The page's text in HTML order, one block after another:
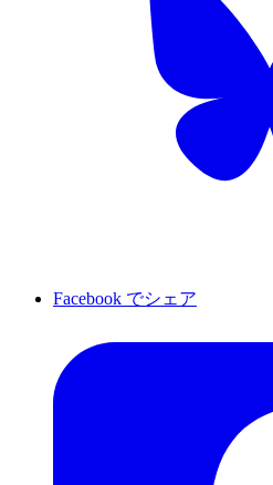
Facebook でシェア